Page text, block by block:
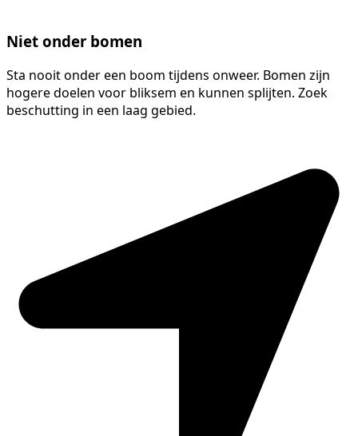
Niet onder bomen
Sta nooit onder een boom tijdens onweer. Bomen zijn
hogere doelen voor bliksem en kunnen splijten. Zoek
beschutting in een laag gebied.